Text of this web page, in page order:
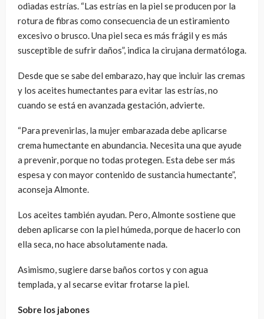
odiadas estrías. “Las estrías en la piel se producen por la
rotura de fibras como consecuencia de un estiramiento
excesivo o brusco. Una piel seca es más frágil y es más
susceptible de sufrir daños”, indica la cirujana dermatóloga.
Desde que se sabe del embarazo, hay que incluir las cremas
y los aceites humectantes para evitar las estrías, no
cuando se está en avanzada gestación, advierte.
“Para prevenirlas, la mujer embarazada debe aplicarse
crema humectante en abundancia. Necesita una que ayude
a prevenir, porque no todas protegen. Esta debe ser más
espesa y con mayor contenido de sustancia humectante”,
aconseja Almonte.
Los aceites también ayudan. Pero, Almonte sostiene que
deben aplicarse con la piel húmeda, porque de hacerlo con
ella seca, no hace absolutamente nada.
Asimismo, sugiere darse baños cortos y con agua
templada, y al secarse evitar frotarse la piel.
Sobre los jabones